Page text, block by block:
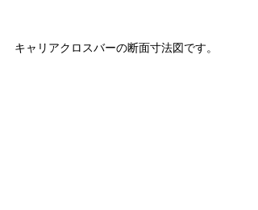
キャリアクロスバーの断面寸法図です。